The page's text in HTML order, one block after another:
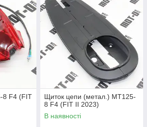
8 F4 (FIT
Щиток цепи (метал.) МТ125-
8 F4 (FIT II 2023)
В наявності